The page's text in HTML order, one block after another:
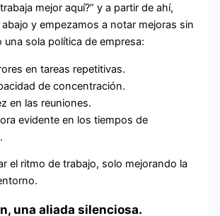
mejor aquí?” y a partir de ahí,
y empezamos a notar mejoras sin
una sola política de empresa:
en tareas repetitivas.
de concentración.
en las reuniones.
evidente en los tiempos de
el ritmo de trabajo, solo mejorando la
una aliada silenciosa.